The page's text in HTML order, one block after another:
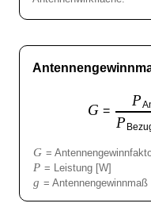
G =
P
P
G =
P = Leistung [W]
g = Antennengewinnmaß